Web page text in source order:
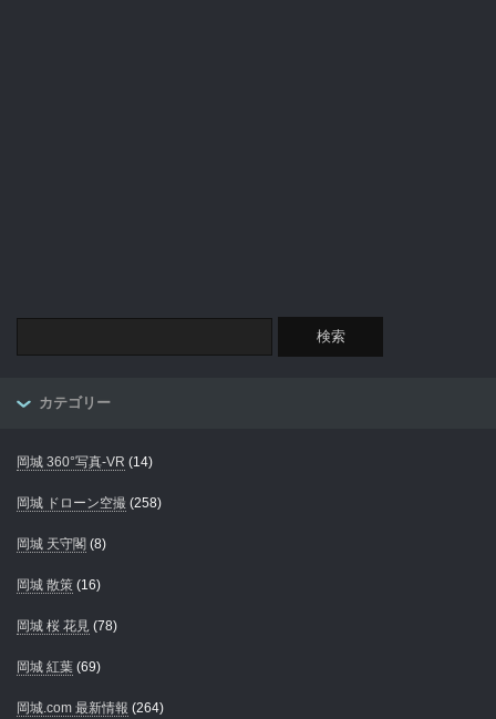
カテゴリー
岡城 360°写真-VR (14)
岡城 ドローン空撮 (258)
岡城 天守閣 (8)
岡城 散策 (16)
岡城 桜 花見 (78)
岡城 紅葉 (69)
岡城.com 最新情報 (264)